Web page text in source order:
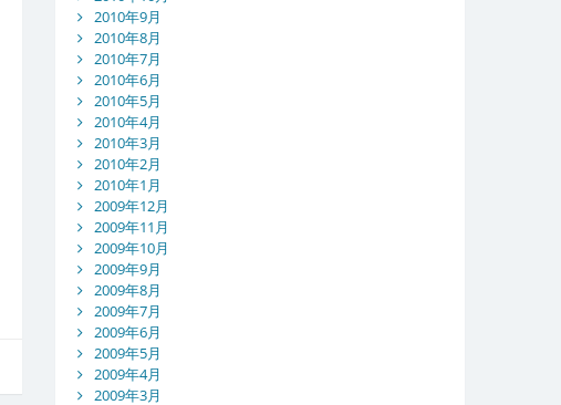
2010年9月
2010年8月
2010年7月
2010年6月
2010年5月
2010年4月
2010年3月
2010年2月
2010年1月
2009年12月
2009年11月
2009年10月
2009年9月
2009年8月
2009年7月
2009年6月
2009年5月
2009年4月
2009年3月